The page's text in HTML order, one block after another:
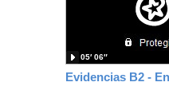
05′ 06″